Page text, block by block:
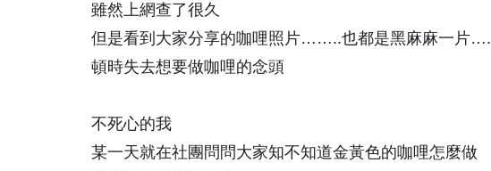
雖然上網查了很久
但是看到大家分享的咖哩照片……..也都是黑麻麻一片….
頓時失去想要做咖哩的念頭
不死心的我
某一天就在社團問問大家知不知道金黃色的咖哩怎麼做